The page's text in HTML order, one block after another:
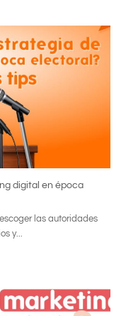
digital en época
las autoridades
y...